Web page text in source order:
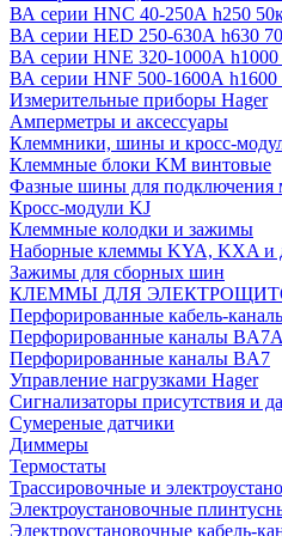
ВА серии HNC 40-250А h250
ВА серии HED 250-630А h630
ВА серии HNE 320-1000А h1000
ВА серии HNF 500-1600А h1600
Измерительные приборы Hager
Амперметры и аксессуары
Клеммники, шины и кросс-
Клеммные блоки KM винтовые
Фазные шины для подключения
Кросс-модули KJ
Клеммные колодки и зажимы
Наборные клеммы KYA, KXA и
Зажимы для сборных шин
КЛЕММЫ ДЛЯ
Перфорированные кабель-
Перфорированные каналы BA7A
Перфорированные каналы BA7
Управление нагрузками Hager
Сигнализаторы присутствия и
Сумереные датчики
Диммеры
Термостаты
Трассировочные и
Электроустановочные
Электроустановочные кабель-